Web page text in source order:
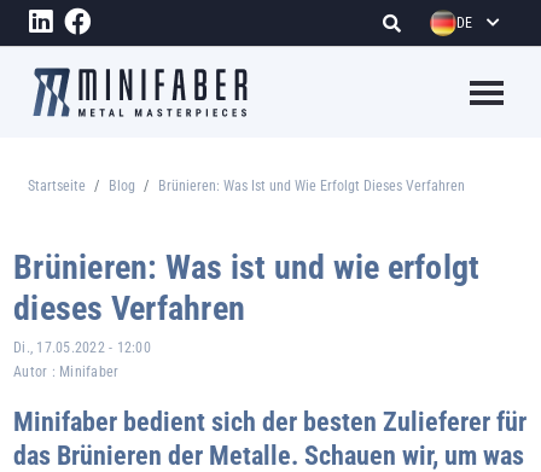
Direkt zum Inhalt DE
Pfadnavigation
Startseite Blog Brünieren: Was Ist und Wie Erfolgt Dieses Verfahren
Brünieren: Was ist und wie erfolgt
dieses Verfahren
Di., 17.05.2022 - 12:00
Autor : Minifaber
Minifaber bedient sich der besten Zulieferer für
das Brünieren der Metalle. Schauen wir, um was